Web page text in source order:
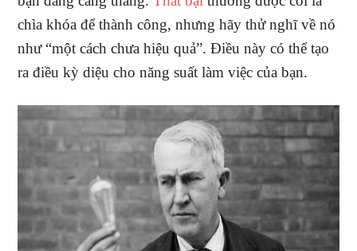
chìa khóa để thành công, nhưng hãy thử nghĩ về nó
như “một cách chưa hiệu quả”. Điều này có thể tạo
ra điều kỳ diệu cho năng suất làm việc của bạn.